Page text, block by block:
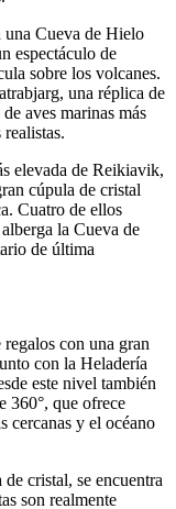
una Cueva de Hielo
espectáculo de
sobre los volcanes.
una réplica de
aves marinas más
elevada de Reikiavik,
cúpula de cristal
Cuatro de ellos
la Cueva de
de última
con una gran
con la Heladería
este nivel también
360°, que ofrece
cercanas y el océano
cristal, se encuentra
son realmente